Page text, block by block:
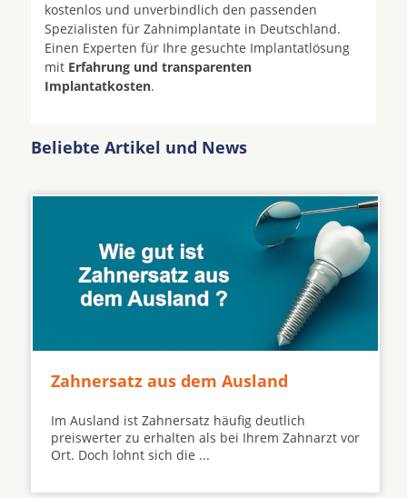
kostenlos und unverbindlich den passenden
Spezialisten für Zahnimplantate in Deutschland.
Einen Experten für Ihre gesuchte Implantatlösung
mit Erfahrung und transparenten
Implantatkosten.
Beliebte Artikel und News
Zahnersatz aus dem Ausland
Im Ausland ist Zahnersatz häufig deutlich
preiswerter zu erhalten als bei Ihrem Zahnarzt vor
Ort. Doch lohnt sich die ...